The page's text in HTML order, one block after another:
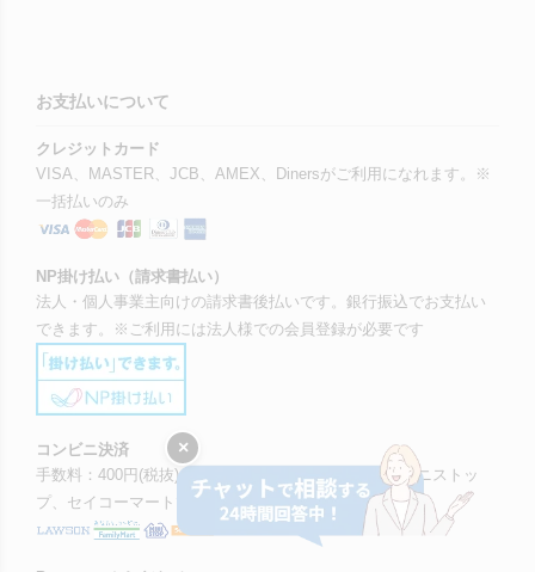
お支払いについて
クレジットカード
VISA、MASTER、JCB、AMEX、Dinersがご利用になれます。※
一括払いのみ
NP掛け払い（請求書払い）
法人・個人事業主向けの請求書後払いです。銀行振込でお支払い
できます。※ご利用には法人様での会員登録が必要です
コンビニ決済
手数料：400円(税抜) ローソン、ファミリーマート、ミニストッ
プ、セイコーマートでお支払いできます。
×